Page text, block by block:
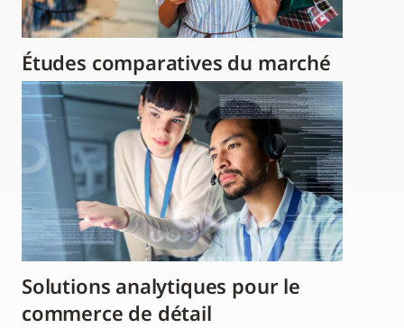
Études comparatives du marché
Solutions analytiques pour le
commerce de détail